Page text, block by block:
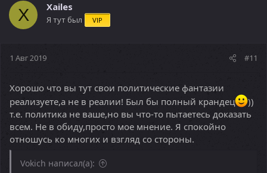
X Xailes
Я тут был VIP
1 Авг 2019 #11
Хорошо что вы тут свои политические фантазии
реализуете,а не в реалии! Был бы полный крандец
))
т.е. политика не ваше,но вы что-то пытаетесь доказать
всем. Не в обиду,просто мое мнение. Я спокойно
отношусь ко многих и взгляд со стороны.
Vokich написал(а):